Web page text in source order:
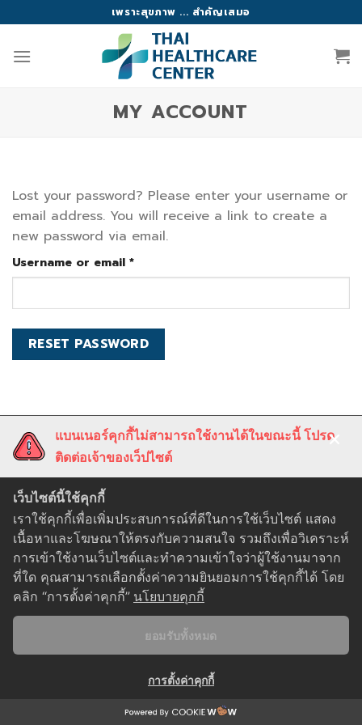
to
content
เพราะสุขภาพ ... สำคัญเสมอ
MY ACCOUNT
Lost your password? Please enter your username or
email address. You will receive a link to create a
new password via email.
Username or email *Required
RESET PASSWORD
Privacy Policy|Cookie Policy
Copyright 2022 - 2026 ©Thai Healthcare Center
Powered Byezbizcode
แบนเนอร์คุกกี้ไม่สามารถใช้งานได้ในขณะนี้ โปรด
ติดต่อเจ้าของเว็ปไซต์
เว็บไซต์นี้ใช้คุกกี้
เราใช้คุกกี้เพื่อเพิ่มประสบการณ์ที่ดีในการใช้เว็บไซต์ แสดง
เนื้อหาและโฆษณาให้ตรงกับความสนใจ รวมถึงเพื่อวิเคราะห์
การเข้าใช้งานเว็บไซต์และทำความเข้าใจว่าผู้ใช้งานมาจาก
ที่ใด คุณสามารถเลือกตั้งค่าความยินยอมการใช้คุกกี้ได้ โดย
คลิก “การตั้งค่าคุกกี้” นโยบายคุกกี้
ยอมรับทั้งหมด
การตั้งค่าคุกกี้